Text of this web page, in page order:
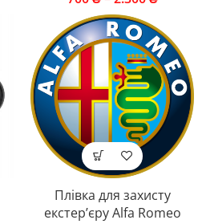
Плівка для захисту
екстер’єру Alfa Romeo